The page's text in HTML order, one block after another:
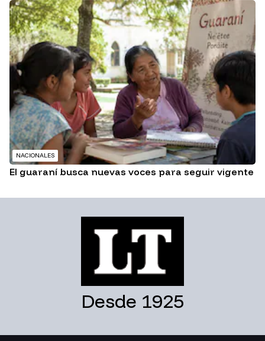
NACIONALES
El guaraní busca nuevas voces para seguir vigente
Desde 1925